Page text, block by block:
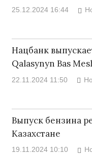
25.12.2024 16:44
Нацбанк
Qalasynyn Bas
22.11.2024 11:50
Выпуск бензина
Казахстане
19.11.2024 10:10